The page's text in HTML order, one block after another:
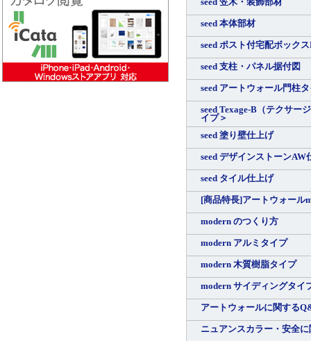
seed 笠木・装飾部材
seed 本体部材
seed ポスト付宅配ボック
seed 支柱・パネル据付図
seed アートウォール門柱
seed Texage-B（テクサー
イプ＞
seed 塗り壁仕上げ
seed デザインストーンAW
seed タイル仕上げ
[商品特長]アートウォール
modern のつくり方
modern アルミタイプ
modern 木質樹脂タイプ
modern サイディングタイ
アートウォールに関する
ニュアンスカラー・安全